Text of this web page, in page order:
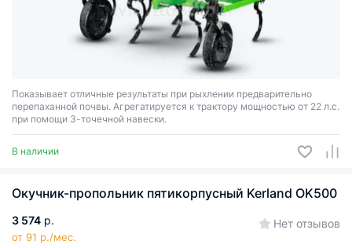
Показывает отличные результаты при рыхлении предварительно
перепаханной почвы. Агрегатируется к трактору мощностью от 22 л.с.
при помощи 3-точечной навески.
В наличии
Окучник-пропольник пятикорпусный Kerland OK500
3 574 р.
от 91 р./мес.
Нет отзывов